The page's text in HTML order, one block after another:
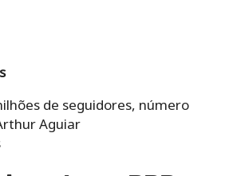
de seguidores, número
Aguiar